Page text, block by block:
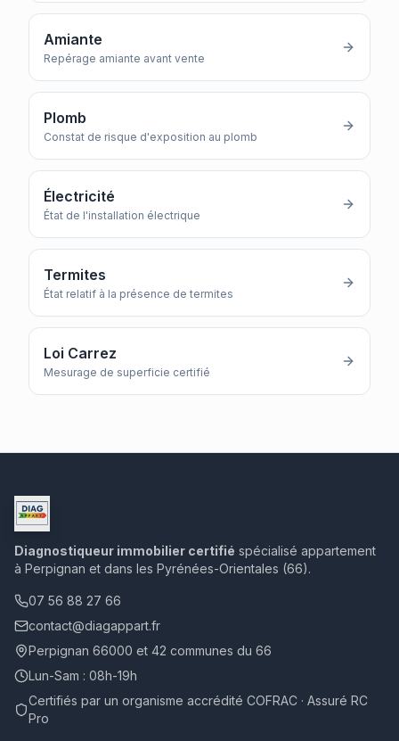
Amiante
Repérage amiante avant vente
Plomb
Constat de risque d'exposition au plomb
Électricité
État de l'installation électrique
Termites
État relatif à la présence de termites
Loi Carrez
Mesurage de superficie certifié
Diagnostiqueur immobilier certifié spécialisé appartement
à Perpignan et dans les Pyrénées-Orientales (66).
07 56 88 27 66
contact@diagappart.fr
Perpignan 66000 et 42 communes du 66
Lun-Sam : 08h-19h
Certifiés par un organisme accrédité COFRAC · Assuré RC
Pro